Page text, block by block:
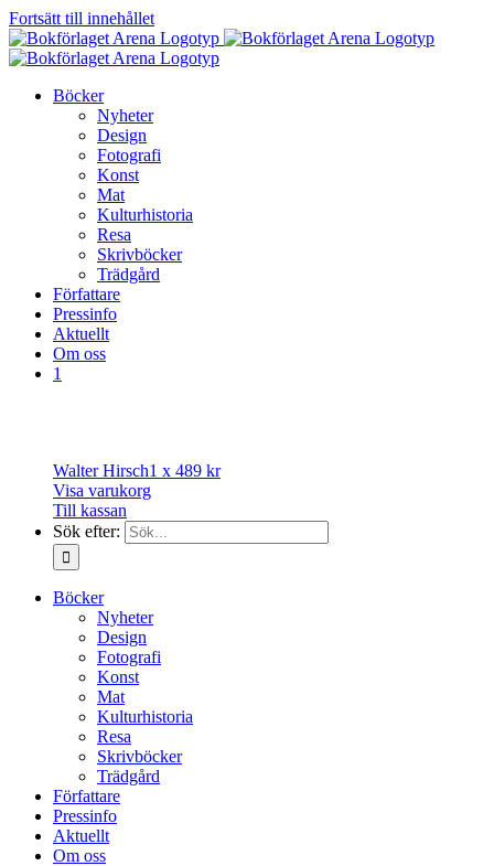
Fortsätt till innehållet
Böcker
Nyheter
Design
Fotografi
Konst
Mat
Kulturhistoria
Resa
Skrivböcker
Trädgård
Författare
Pressinfo
Aktuellt
Om oss
1
Walter Hirsch1 x 489 kr
Visa varukorg
Till kassan
Sök efter:
Böcker
Nyheter
Design
Fotografi
Konst
Mat
Kulturhistoria
Resa
Skrivböcker
Trädgård
Författare
Pressinfo
Aktuellt
Om oss